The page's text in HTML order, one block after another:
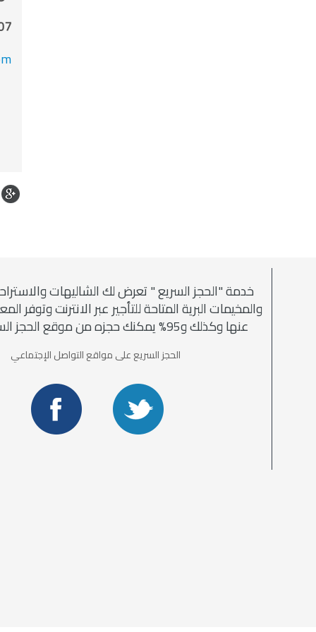
خدمة "الحجز السريع " تعرض لك الشاليهات
والمخيمات البرية المتاحة للتأجير عبر الانترنت وتوفر
عنها وكذلك و95% يمكنك حجزه من موقع الحجز السريع مباشرة
الحجز السريع على مواقع التواصل الإجتماعي